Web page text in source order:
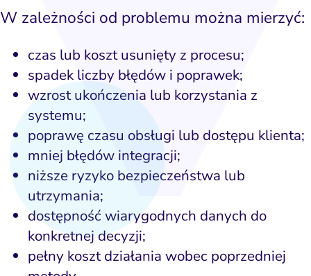
W zależności od problemu można mierzyć:
czas lub koszt usunięty z procesu;
spadek liczby błędów i poprawek;
wzrost ukończenia lub korzystania z
systemu;
poprawę czasu obsługi lub dostępu klienta;
mniej błędów integracji;
niższe ryzyko bezpieczeństwa lub
utrzymania;
dostępność wiarygodnych danych do
konkretnej decyzji;
pełny koszt działania wobec poprzedniej